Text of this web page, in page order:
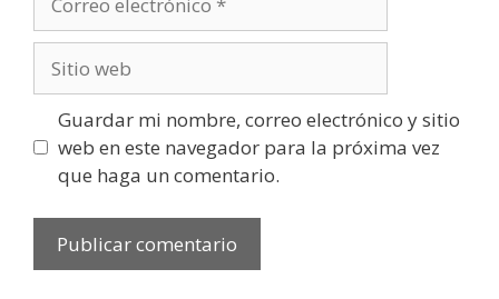
electrónico
web
Guardar mi nombre, correo electrónico y sitio
web en este navegador para la próxima vez
que haga un comentario.